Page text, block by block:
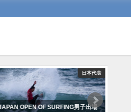
日本代表
OPEN OF SURFING男子出場